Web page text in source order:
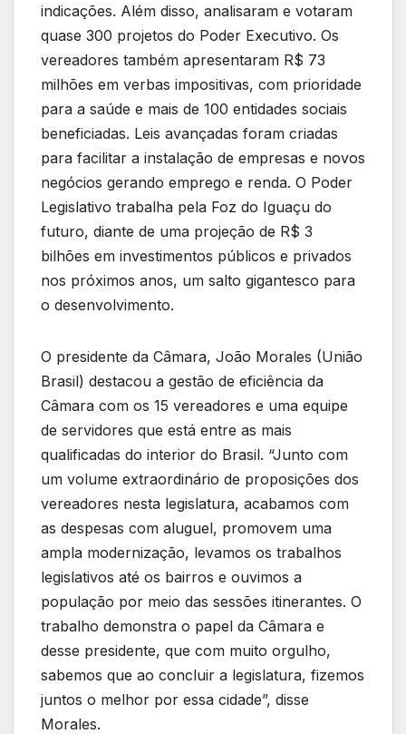
indicações. Além disso, analisaram e votaram
quase 300 projetos do Poder Executivo. Os
vereadores também apresentaram R$ 73
milhões em verbas impositivas, com prioridade
para a saúde e mais de 100 entidades sociais
beneficiadas. Leis avançadas foram criadas
para facilitar a instalação de empresas e novos
negócios gerando emprego e renda. O Poder
Legislativo trabalha pela Foz do Iguaçu do
futuro, diante de uma projeção de R$ 3
bilhões em investimentos públicos e privados
nos próximos anos, um salto gigantesco para
o desenvolvimento.
O presidente da Câmara, João Morales (União
Brasil) destacou a gestão de eficiência da
Câmara com os 15 vereadores e uma equipe
de servidores que está entre as mais
qualificadas do interior do Brasil. “Junto com
um volume extraordinário de proposições dos
vereadores nesta legislatura, acabamos com
as despesas com aluguel, promovem uma
ampla modernização, levamos os trabalhos
legislativos até os bairros e ouvimos a
população por meio das sessões itinerantes. O
trabalho demonstra o papel da Câmara e
desse presidente, que com muito orgulho,
sabemos que ao concluir a legislatura, fizemos
juntos o melhor por essa cidade”, disse
Morales.